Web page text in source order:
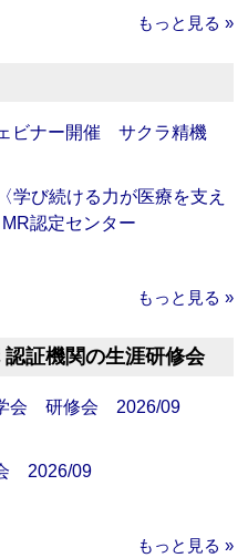
もっと見る »
ビナー開催 サクラ精機
学び続ける力が医療を支え
認定センター
もっと見る »
証機関の生涯研修会
学会 研修会 2026/09
2026/09
もっと見る »